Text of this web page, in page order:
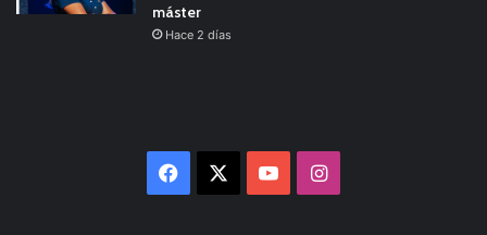
máster
Hace 2 días
Facebook YouTubeInstagram